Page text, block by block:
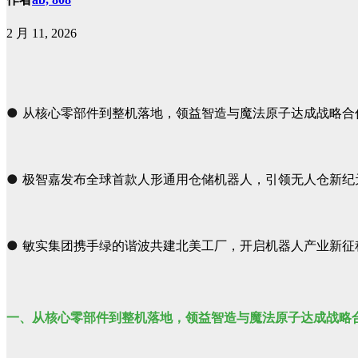
2 月 11, 2026
● 从核心零部件到整机落地，领益智造与魔法原子达成战略合
● 极智嘉发布全球首款人形通用仓储机器人，引领无人仓新纪
●敏实集团携手绿的谐波共建北美工厂，开启机器人产业新征
一、 从核心零部件到整机落地，领益智造与魔法原子达成战略